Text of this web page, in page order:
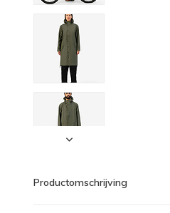
Productomschrijving